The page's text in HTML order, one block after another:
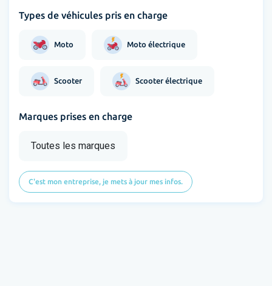
Types de véhicules pris en charge
Moto Moto électrique
Scooter Scooter électrique
Marques prises en charge
Toutes les marques
C'est mon entreprise, je mets à jour mes infos.